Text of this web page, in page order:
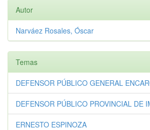
Autor
Narváez Rosales, Óscar
Temas
DEFENSOR PÚBLICO GENERAL
DEFENSOR PÚBLICO PROVINCIAL DE
ERNESTO ESPINOZA